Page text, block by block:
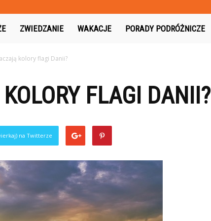
ZWIEDZANIE WAKACJE PORADY PODRÓŻNICZE
kolory flagi Danii?
FLAGI DANII?
na Twitterze